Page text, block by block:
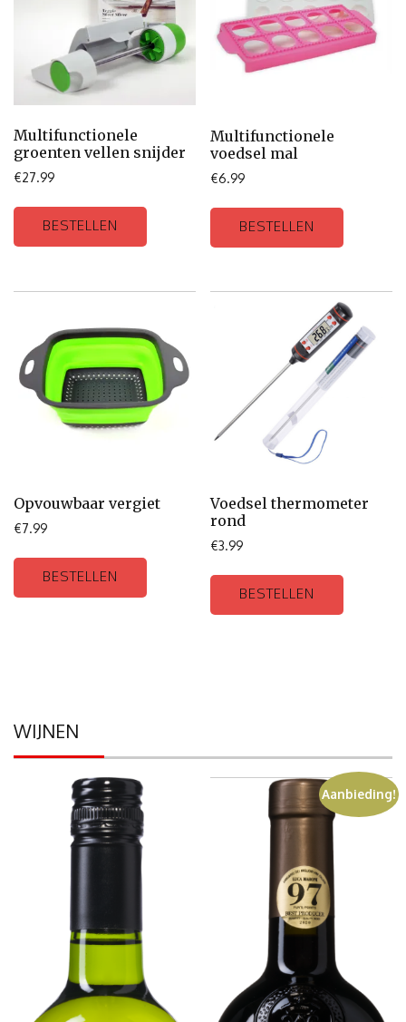
Multifunctionele
groenten vellen snijder
€27.99
BESTELLEN
Multifunctionele
voedsel mal
€6.99
BESTELLEN
Opvouwbaar vergiet
€7.99
BESTELLEN
Voedsel thermometer
rond
€3.99
BESTELLEN
WIJNEN
Aanbieding!